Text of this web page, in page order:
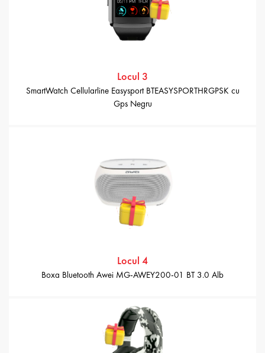
Locul 3
SmartWatch Cellularline Easysport BTEASYSPORTHRGPSK cu
Gps Negru
Locul 4
Boxa Bluetooth Awei MG-AWEY200-01 BT 3.0 Alb